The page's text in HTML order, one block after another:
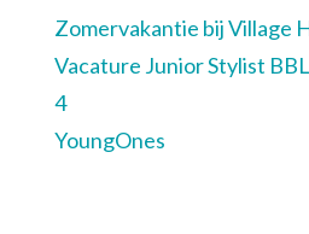
Zomervakantie bij Village
Vacature Junior Stylist
4
YoungOnes